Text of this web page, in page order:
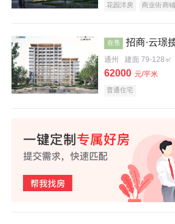
花园洋房 商业街商铺
在售 招商·云璟
通州 建面 79-128㎡
62000 元/平米
普通住宅